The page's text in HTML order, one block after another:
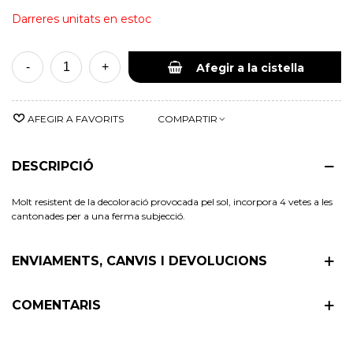
Darreres unitats en estoc
- + Afegir a la cistella
AFEGIR A FAVORITS COMPARTIR
DESCRIPCIÓ
Molt resistent de la decoloració provocada pel sol, incorpora 4 vetes a les
cantonades per a una ferma subjecció.
ENVIAMENTS, CANVIS I DEVOLUCIONS
COMENTARIS